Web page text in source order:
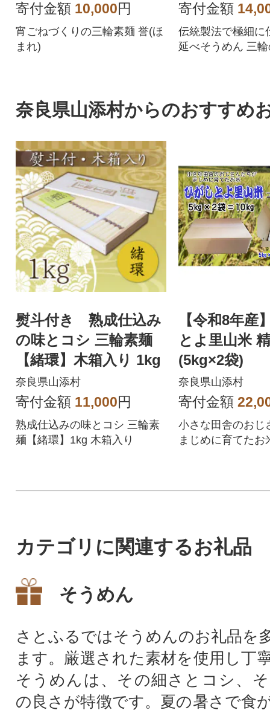
寄付金額 10,000円
宵ごねづくりの三輪素麺 誉(ほ
まれ)
寄付金額
伝統製法で極細に
延べそうめん 三
奈良県山添村からのおすすめ
熨斗付き 熟成仕込み
の味とコシ 三輪素麺
【緒環】木箱入り 1kg
奈良県山添村
寄付金額 11,000円
熟成仕込みの味とコシ 三輪素
麺【緒環】1kg 木箱入り
【令和8年産
とよ里山米
(5kg×2袋)
奈良県山添村
寄付金額
小さな田舎のおじ
まじめに育てたお
カテゴリに関連するお礼品
そうめん
さとふるではそうめんのお礼品を
ます。厳選された素材を使用し丁
そうめんは、その細さとコシ、
の良さが特徴です。夏の暑さで食